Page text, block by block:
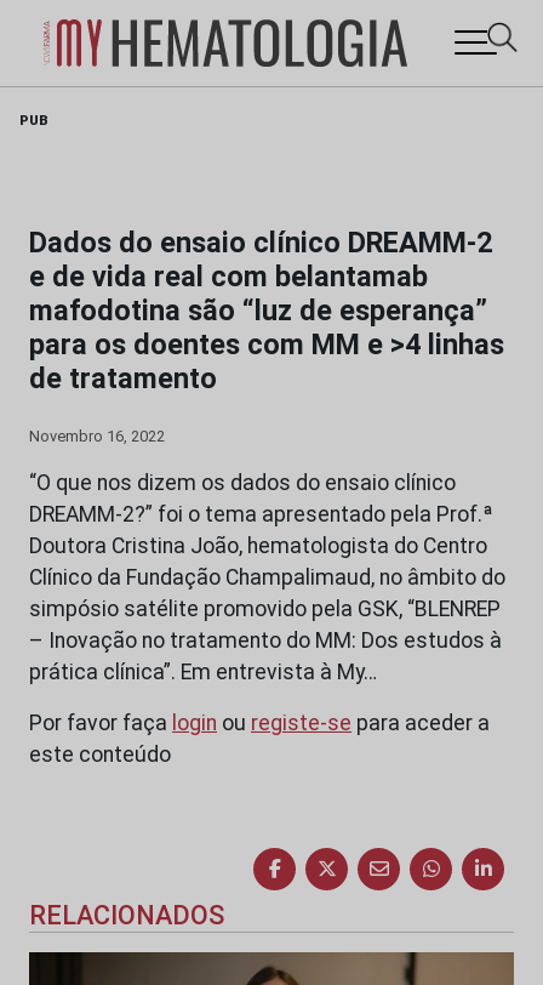
PUB
Dados do ensaio clínico DREAMM-2
e de vida real com belantamab
mafodotina são “luz de esperança”
para os doentes com MM e >4 linhas
de tratamento
Novembro 16, 2022
“O que nos dizem os dados do ensaio clínico
DREAMM-2?” foi o tema apresentado pela Prof.ª
Doutora Cristina João, hematologista do Centro
Clínico da Fundação Champalimaud, no âmbito do
simpósio satélite promovido pela GSK, “BLENREP
– Inovação no tratamento do MM: Dos estudos à
prática clínica”. Em entrevista à My…
Por favor faça login ou registe-se para aceder a
este conteúdo
RELACIONADOS